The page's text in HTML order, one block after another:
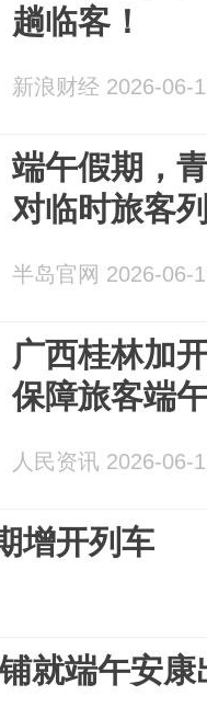
趟临客！
新浪财经 2026-06-
端午假期，
对临时旅客
半岛官网 2026-06-
广西桂林加
保障旅客端
人民资讯 2026-06-
增开列车
就端午安康